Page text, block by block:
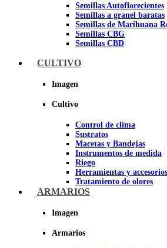
Semillas Autoflorecientes
Semillas a granel baratas
Semillas de Marihuana
Semillas CBG
Semillas CBD
Sheer seeds
CULTIVO
Imagen
Cultivo
Control de clima
Sustratos
Macetas y Bandejas
Instrumentos de medida
Riego
Herramientas y accesorios
Tratamiento de olores
Insecticidas y fungicidas
Papel Reflectante para
ARMARIOS
Imagen
Armarios